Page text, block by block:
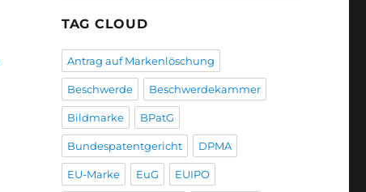
TAG CLOUD
Antrag auf Markenlöschung
Beschwerde Beschwerdekammer
Bildmarke BPatG
Bundespatentgericht DPMA
EU-Marke EuG EUIPO